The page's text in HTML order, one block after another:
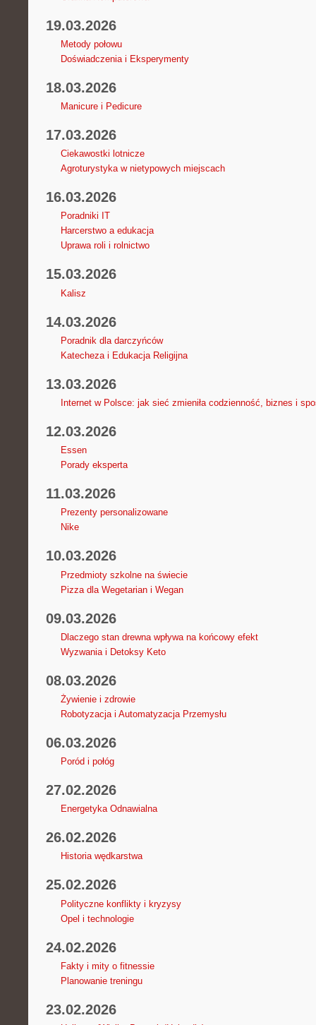
19.03.2026
Metody połowu
Doświadczenia i Eksperymenty
18.03.2026
Manicure i Pedicure
17.03.2026
Ciekawostki lotnicze
Agroturystyka w nietypowych miejscach
16.03.2026
Poradniki IT
Harcerstwo a edukacja
Uprawa roli i rolnictwo
15.03.2026
Kalisz
14.03.2026
Poradnik dla darczyńców
Katecheza i Edukacja Religijna
13.03.2026
Internet w Polsce: jak sieć zmieniła codzienność, biznes i
12.03.2026
Essen
Porady eksperta
11.03.2026
Prezenty personalizowane
Nike
10.03.2026
Przedmioty szkolne na świecie
Pizza dla Wegetarian i Wegan
09.03.2026
Dlaczego stan drewna wpływa na końcowy efekt
Wyzwania i Detoksy Keto
08.03.2026
Żywienie i zdrowie
Robotyzacja i Automatyzacja Przemysłu
06.03.2026
Poród i połóg
27.02.2026
Energetyka Odnawialna
26.02.2026
Historia wędkarstwa
25.02.2026
Polityczne konflikty i kryzysy
Opel i technologie
24.02.2026
Fakty i mity o fitnessie
Planowanie treningu
23.02.2026